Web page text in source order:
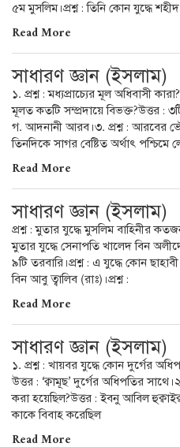
৫ম মুসলিম।প্রশ্ন : তিনি কোন যুদ্ধে
Read More
সাধারণ জ্ঞান (ইসলাম)
১. প্রশ্ন : মধ্যপ্রাচ্যের মূল অধিবাসী
মূলত কতটি সম্প্রদায়ে বিভক্ত?উত্তর :
গ. আদনানী আরব।৩. প্রশ্ন : আরবের
তিনদিকে সাগর বেষ্টিত অর্থাৎ পশ্চিমে
Read More
সাধারণ জ্ঞান (ইসলাম)
প্রশ্ন : মুতার যুদ্ধে মুসলিম বাহিনীর
মুতার যুদ্ধে সেনাপতি খালেদ বিন
৯টি তরবারি।প্রশ্ন : এ যুদ্ধে কোন
বিন আবু ত্বালিব (রাঃ)।প্রশ্ন :
Read More
সাধারণ জ্ঞান (ইসলাম)
১. প্রশ্ন : খায়বর যুদ্ধে কোন দুর্গের
উত্তর : ‘ক্বামূছ’ দুর্গের অধিপতির
করা হয়েছিল?উত্তর : ইবনু আবিল
কাকে বিবাহ করেছিল
Read More